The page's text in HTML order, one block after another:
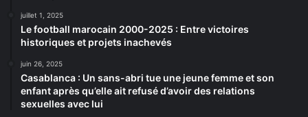
juillet 1, 2025
Le football marocain 2000-2025 : Entre victoires
historiques et projets inachevés
juin 26, 2025
Casablanca : Un sans-abri tue une jeune femme et son
enfant après qu’elle ait refusé d’avoir des relations
sexuelles avec lui